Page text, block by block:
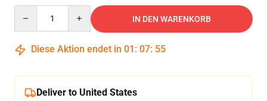
IN DEN WARENKORB
Diese Aktion endet in 01 : 07: 54
Deliver to United States